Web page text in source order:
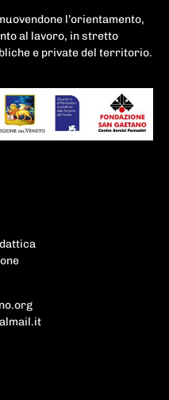
l’orientamento,
al lavoro, in stretto
e private del territorio.